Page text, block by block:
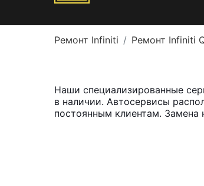
Ремонт Infiniti Ремонт Infiniti
Наши специализированные
в наличии. Автосервисы
постоянным клиентам.